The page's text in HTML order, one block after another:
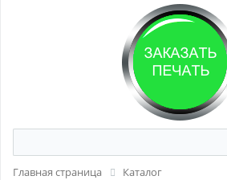
Главная страница
Каталог